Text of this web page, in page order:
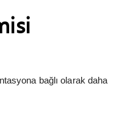
bağlı olarak daha